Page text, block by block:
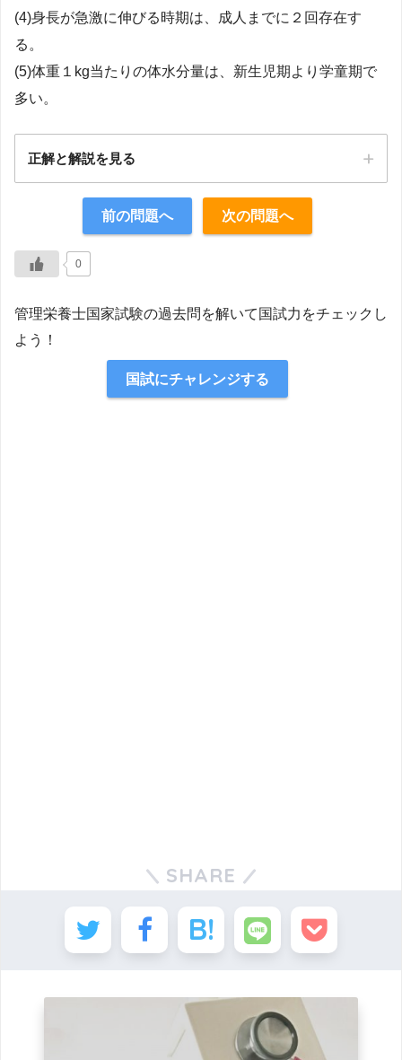
(4)身長が急激に伸びる時期は、成人までに２回存在す
る。
(5)体重１kg当たりの体水分量は、新生児期より学童期で
多い。
正解と解説を見る
前の問題へ 次の問題へ
0
管理栄養士国家試験の過去問を解いて国試力をチェックし
よう！
国試にチャレンジする
SHARE